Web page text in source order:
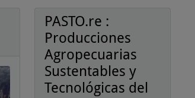
PASTO.re :
Producciones
Agropecuarias
Sustentables y
Tecnológicas del